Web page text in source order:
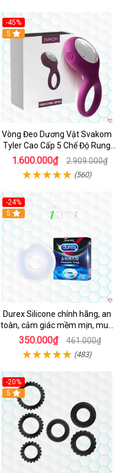
-45%
5
Vòng Đeo Dương Vật Svakom
Tyler Cao Cấp 5 Chế Độ Rung
Mạnh Mẽ Kích Thích Điểm G
1.600.000₫ 2.909.000₫
(560)
-24%
5
Durex Silicone chính hãng, an
toàn, cảm giác mềm mịn, mua
ngay
350.000₫ 461.000₫
(483)
-20%
Hot
5